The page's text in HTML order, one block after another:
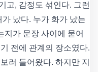
고, 감정도 섞인다. 그런
났다. 누가 화가 났는
지가 문장 사이에 묻어
전에 관계의 장소였다.
러 들어왔다. 하지만 지